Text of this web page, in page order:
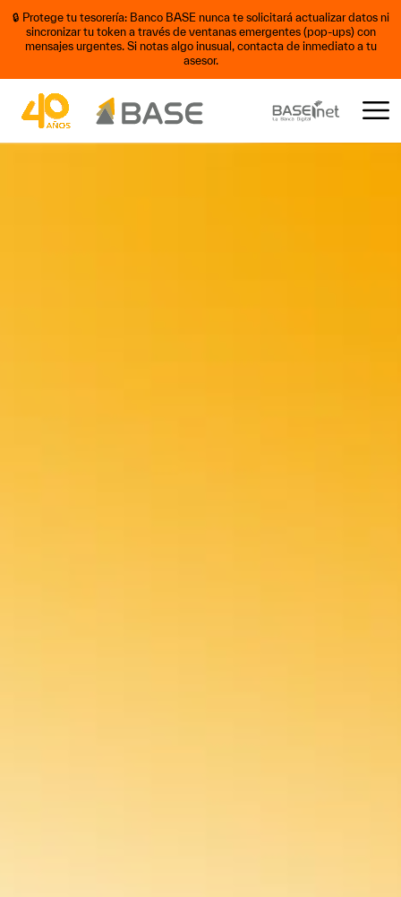
🔒 Protege tu tesorería: Banco BASE nunca te solicitará actualizar datos ni
sincronizar tu token a través de ventanas emergentes (pop-ups) con
mensajes urgentes. Si notas algo inusual, contacta de inmediato a tu
asesor.